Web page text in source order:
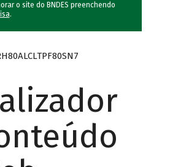
o site do BNDES preenchendo
.